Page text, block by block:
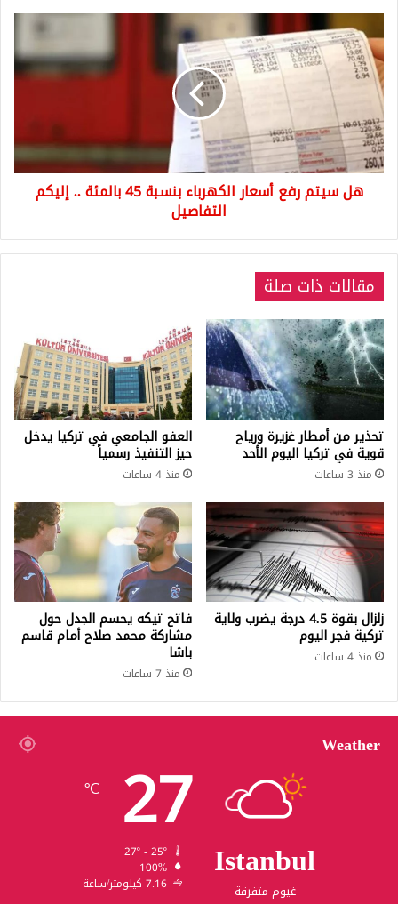
بينهما
سيتم
رفع
أسعار
الكهرباء
بنسبة
45
بالمئة
..
إليكم
التفاصيل
هل سيتم رفع أسعار الكهرباء بنسبة 45 بالمئة .. إليكم
التفاصيل
مقالات ذات صلة
تحذير من أمطار غزيرة ورياح
قوية في تركيا اليوم الأحد
منذ 3 ساعات
العفو الجامعي في تركيا يدخل
حيز التنفيذ رسمياً
منذ 4 ساعات
زلزال بقوة 4.5 درجة يضرب ولاية
تركية فجر اليوم
منذ 4 ساعات
فاتح تيكه يحسم الجدل حول
مشاركة محمد صلاح أمام قاسم
باشا
منذ 7 ساعات
Weather
Istanbul
غيوم متفرقة
27
℃
100%
7.16 كيلومتر/ساعة